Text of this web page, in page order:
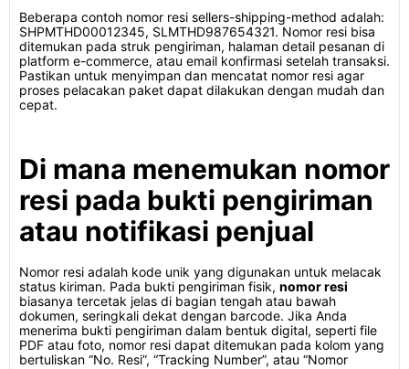
Beberapa contoh nomor resi sellers-shipping-method adalah:
SHPMTHD00012345, SLMTHD987654321. Nomor resi bisa
ditemukan pada struk pengiriman, halaman detail pesanan di
platform e-commerce, atau email konfirmasi setelah transaksi.
Pastikan untuk menyimpan dan mencatat nomor resi agar
proses pelacakan paket dapat dilakukan dengan mudah dan
cepat.
Di mana menemukan nomor
resi pada bukti pengiriman
atau notifikasi penjual
Nomor resi adalah kode unik yang digunakan untuk melacak
status kiriman. Pada bukti pengiriman fisik, nomor resi
biasanya tercetak jelas di bagian tengah atau bawah
dokumen, seringkali dekat dengan barcode. Jika Anda
menerima bukti pengiriman dalam bentuk digital, seperti file
PDF atau foto, nomor resi dapat ditemukan pada kolom yang
bertuliskan “No. Resi”, “Tracking Number”, atau “Nomor